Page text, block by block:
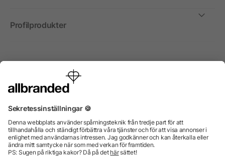
Profilprodukter
Internationellt